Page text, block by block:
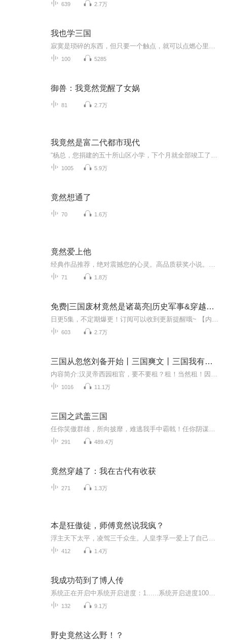
639 2.7万
我也学三国
100 5285
御兽：我竟然觉醒了女娲
81 2.7万
我竟然是富二代都市现代
1005 5.9万
竟然想通了
70 1.6万
竟然爱上他
71 1.8万
免费|三国废材竟然是诸葛亮|历史军事&穿越&将军
603 2.7万
三国从忽悠刘备开始丨三国爽文丨三国我有金手指
1016 11.1万
三国之武盖三国
291 489.4万
竟然穿越了：我在古代有收获
271 1.3万
本是狂傲徒，师傅竟然说我疯？
412 1.4万
我成功苟到了博人传
132 9.1万
野史竟然这么野！？